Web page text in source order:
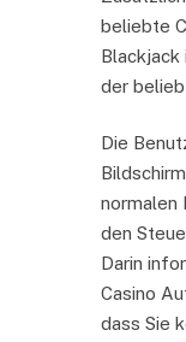
beliebte
Blackjack
der
Die
normalen
den
Darin
Casino
dass Sie